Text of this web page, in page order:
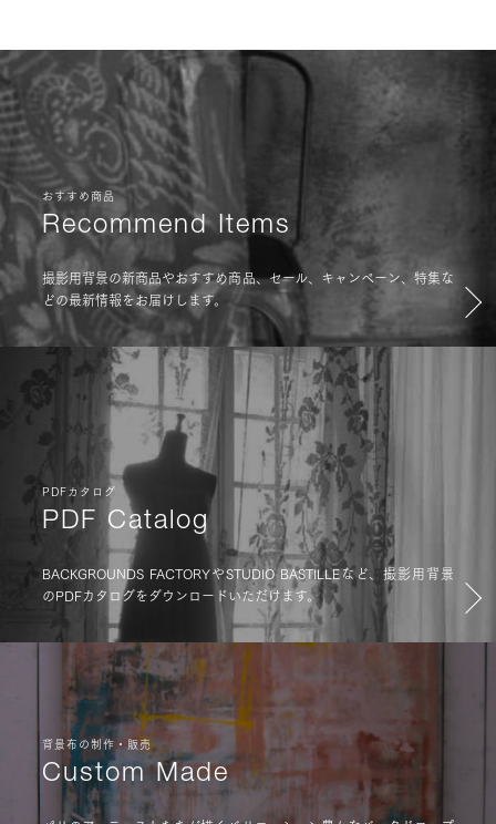
おすすめ商品
Recommend Items
撮影用背景の新商品やおすすめ商品、セール、キャンペーン、特集な
どの最新情報をお届けします。
PDFカタログ
PDF Catalog
BACKGROUNDS FACTORYやSTUDIO BASTILLEなど、撮影用背景
のPDFカタログをダウンロードいただけます。
背景布の制作・販売
Custom Made